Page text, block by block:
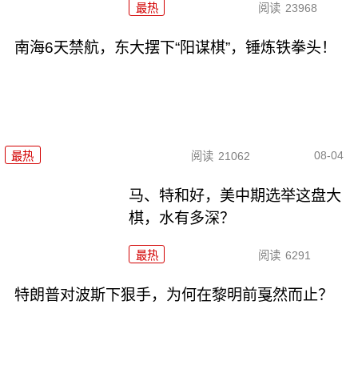
最热 阅读 23968
南海6天禁航，东大摆下“阳谋棋”，锤炼铁拳头！
最热 阅读 21062 08-04
马、特和好，美中期选举这盘大
棋，水有多深？
最热 阅读 6291
特朗普对波斯下狠手，为何在黎明前戛然而止？